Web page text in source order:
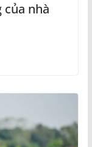
của nhà